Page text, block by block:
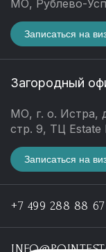
МО, Рублево-
Записаться на
Загородный
МО, г. о. Истра,
стр. 9, ТЦ Estate
Записаться на
+7 499 288 88 67